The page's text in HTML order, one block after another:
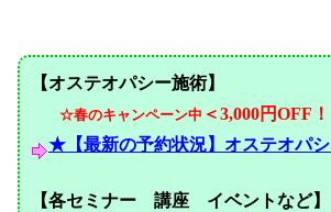
【オステオパシー施術】
☆春のキャンペーン中 ＜3,000円OFF
★【最新の予約状況】オステオパ
【各セミナー 講座 イベントなど】